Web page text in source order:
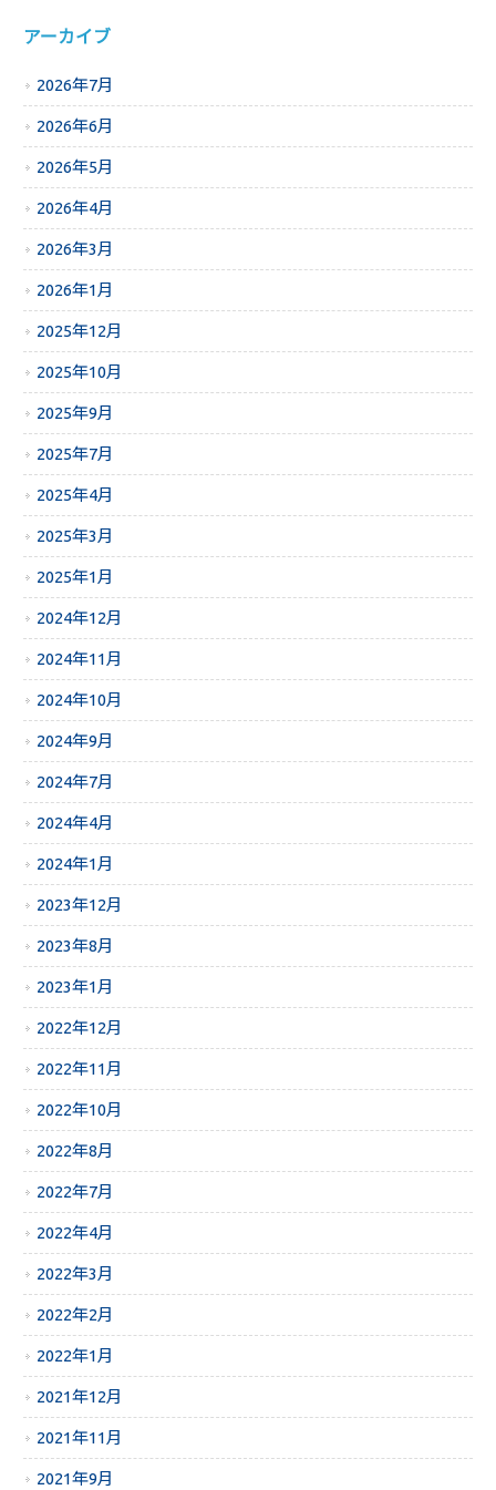
アーカイブ
2026年7月
2026年6月
2026年5月
2026年4月
2026年3月
2026年1月
2025年12月
2025年10月
2025年9月
2025年7月
2025年4月
2025年3月
2025年1月
2024年12月
2024年11月
2024年10月
2024年9月
2024年7月
2024年4月
2024年1月
2023年12月
2023年8月
2023年1月
2022年12月
2022年11月
2022年10月
2022年8月
2022年7月
2022年4月
2022年3月
2022年2月
2022年1月
2021年12月
2021年11月
2021年9月